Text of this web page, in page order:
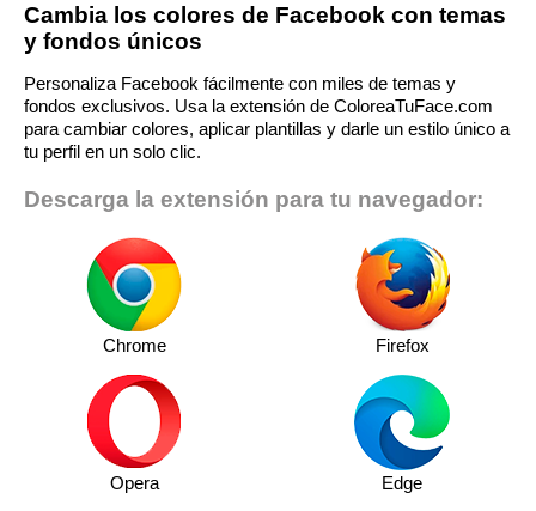
Cambia los colores de Facebook con temas
y fondos únicos
Personaliza Facebook fácilmente con miles de temas y
fondos exclusivos. Usa la extensión de ColoreaTuFace.com
para cambiar colores, aplicar plantillas y darle un estilo único a
tu perfil en un solo clic.
Descarga la extensión para tu navegador:
Chrome Firefox
Opera Edge